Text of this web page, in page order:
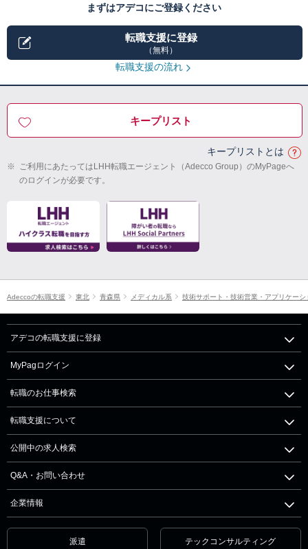
まずはアデコにご登録ください
転職支援に登録
（無料）
転職支援の流れ
キープリスト
キープリストとは
※ ご利用にあたってはLHH転職エージェント（Adecco Group）のMyPageへ
のログインが必要です。
Adeccoの転職支援 東北 青森県 メディカル系 技術サポート・技術営業・アプリケー
アデコの転職支援に登録
MyPagログイン
転職のお仕事検索
転職支援について
公開中の求人検索
Q&A・お問い合わせ
企業情報
派遣 テックコンサルティング